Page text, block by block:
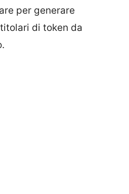
per generare
di token da